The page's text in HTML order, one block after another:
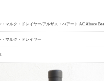
・マルク・ドレイヤー/アルザス・べアート AC Alsace
・マルク・ドレイヤー